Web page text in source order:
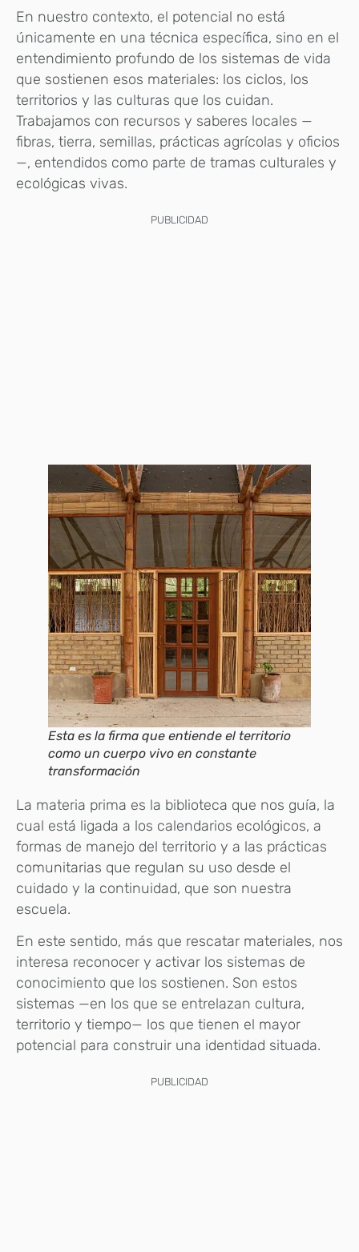
En nuestro contexto, el potencial no está
únicamente en una técnica específica, sino en el
entendimiento profundo de los sistemas de vida
que sostienen esos materiales: los ciclos, los
territorios y las culturas que los cuidan.
Trabajamos con recursos y saberes locales —
fibras, tierra, semillas, prácticas agrícolas y oficios
—, entendidos como parte de tramas culturales y
ecológicas vivas.
PUBLICIDAD
Esta es la firma que entiende el territorio
como un cuerpo vivo en constante
transformación
La materia prima es la biblioteca que nos guía, la
cual está ligada a los calendarios ecológicos, a
formas de manejo del territorio y a las prácticas
comunitarias que regulan su uso desde el
cuidado y la continuidad, que son nuestra
escuela.
En este sentido, más que rescatar materiales, nos
interesa reconocer y activar los sistemas de
conocimiento que los sostienen. Son estos
sistemas —en los que se entrelazan cultura,
territorio y tiempo— los que tienen el mayor
potencial para construir una identidad situada.
PUBLICIDAD